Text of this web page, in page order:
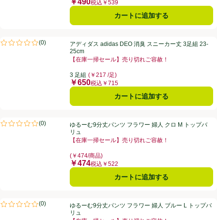
価格
￥490税込￥539
カートに追加する
アディダス adidas DEO 消臭 スニーカー丈 3足組 23-25cm
(0)
評価は0件のレビューで5点中0.0点。アディダス adidas DEO 消臭 スニーカー丈 3足組 23-
25cm
【在庫一掃セール】売り切れご容赦！
3 足組 (￥217 /足)
価格
￥650税込￥715
カートに追加する
ゆるーむ9分丈パンツ フラワー 婦人 クロ M トップバリュ
(0)
評価は0件のレビューで5点中0.0点。ゆるーむ9分丈パンツ フラワー 婦人 クロ M トップバ
リュ
【在庫一掃セール】売り切れご容赦！
(￥474/商品)
価格
￥474税込￥522
カートに追加する
ゆるーむ9分丈パンツ フラワー 婦人 ブルー L トップバリュ
(0)
評価は0件のレビューで5点中0.0点。ゆるーむ9分丈パンツ フラワー 婦人 ブルー L トップバ
リュ